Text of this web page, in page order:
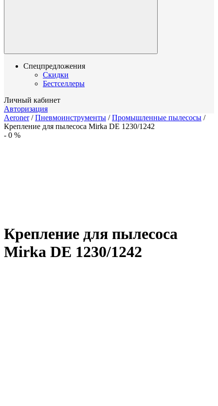
Спецпредложения
Скидки
Бестселлеры
Личный кабинет
Авторизация
Aeroner/Пневмоинструменты /Промышленные пылесосы /
Крепление для пылесоса Mirka DE 1230/1242
- 0 %
Крепление для пылесоса
Mirka DE 1230/1242